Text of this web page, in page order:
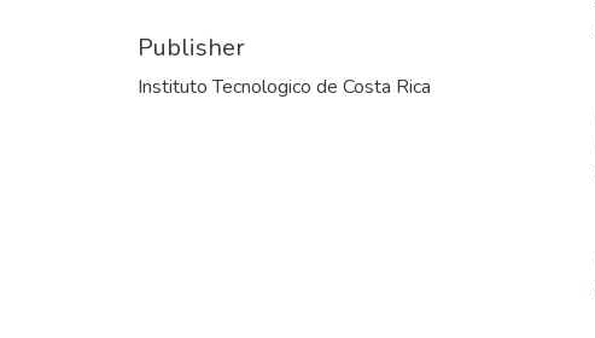
Publisher
Instituto Tecnologico de Costa Rica